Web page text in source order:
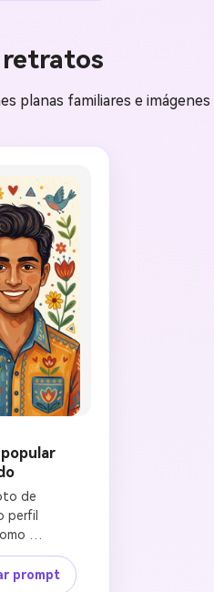
planas familiares e
de
perfil
Preserva
de prompt